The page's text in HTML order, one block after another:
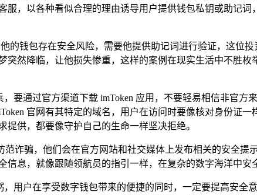
，以各种看似合理的理由诱导用户提供钱包私钥或助记词
的钱包存在安全风险，需要他提供助记词进行验证，这位
然降临，让他损失惨重，这样的案例在现实生活中不胜枚
要通过官方渠道下载 imToken 应用，不要轻易相信非官方
官网有其特定的域名，用户在访问时要像核对身份证一
供，都要像守护自己的生命一样坚决拒绝。
诈骗，他们会在官方网站和社交媒体上发布相关的安全提
息，就像跟随领航员的指引一样，在复杂的数字海洋中安
用户在享受数字钱包带来的便捷的同时，一定要提高安全